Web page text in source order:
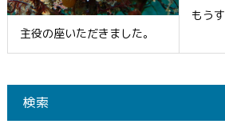
主役の座いただきました。
もう
検索